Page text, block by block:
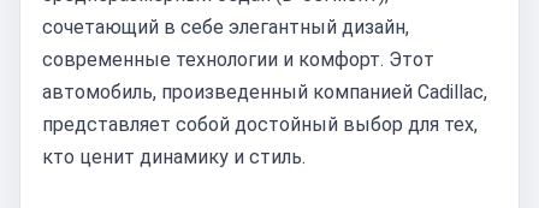
сочетающий в себе элегантный дизайн,
современные технологии и комфорт. Этот
автомобиль, произведенный компанией Cadillac,
представляет собой достойный выбор для тех,
кто ценит динамику и стиль.